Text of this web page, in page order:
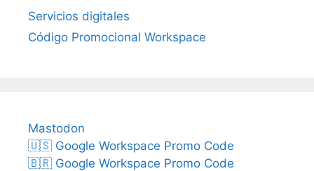
Servicios digitales
Código Promocional Workspace
Mastodon
🇺🇸 Google Workspace Promo Code
🇧🇷 Google Workspace Promo Code